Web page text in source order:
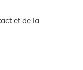
et de la